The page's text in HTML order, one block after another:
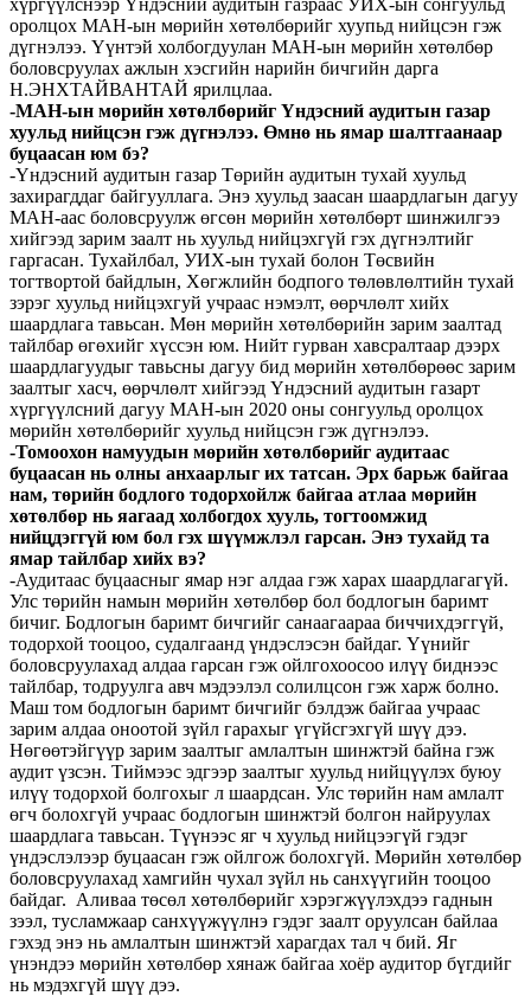
оролцох МАН-ын мөрийн хөтөлбөрийг хуупьд нийцсэн гэж
дүгнэлээ. Үүнтэй холбогдуулан МАН-ын мөрийн хөтөлбөр
боловсруулах ажлын хэсгийн нарийн бичгийн дарга
Н.ЭНХТАЙВАНТАЙ ярилцлаа.
-МАН-ын мөрийн хөтөлбөрийг Үндэсний аудитын газар
хуульд нийцсэн гэж дүгнэлээ. Өмнө нь ямар шалтгаанаар
буцаасан юм бэ?
-Үндэсний аудитын газар Төрийн аудитын тухай хуульд
захирагддаг байгууллага. Энэ хуульд заасан шаардлагын дагуу
МАН-аас боловсруулж өгсөн мөрийн хөтөлбөрт шинжилгээ
хийгээд зарим заалт нь хуульд нийцэхгүй гэх дүгнэлтийг
гаргасан. Тухайлбал, УИХ-ын тухай болон Төсвийн
тогтвортой байдлын, Хөгжлийн бодпого төлөвлөлтийн тухай
зэрэг хуульд нийцэхгуй учраас нэмэлт, өөрчлөлт хийх
шаардлага тавьсан. Мөн мөрийн хөтөлбөрийн зарим заалтад
тайлбар өгөхийг хүссэн юм. Нийт гурван хавсралтаар дээрх
шаардлагуудыг тавьсны дагуу бид мөрийн хөтөлбөрөөс зарим
заалтыг хасч, өөрчлөлт хийгээд Үндэсний аудитын газарт
хүргүүлсний дагуу МАН-ын 2020 оны сонгуульд оролцох
мөрийн хөтөлбөрийг хуульд нийцсэн гэж дүгнэлээ.
-Томоохон намуудын мөрийн хөтөлбөрийг аудитаас
буцаасан нь олны анхаарлыг их татсан. Эрх барьж байгаа
нам, төрийн бодлого тодорхойлж байгаа атлаа мөрийн
хөтөлбөр нь яагаад холбогдох хууль, тогтоомжид
нийцдэггүй юм бол гэх шүүмжлэл гарсан. Энэ тухайд та
ямар тайлбар хийх вэ?
-Аудитаас буцаасныг ямар нэг алдаа гэж харах шаардлагагүй.
Улс төрийн намын мөрийн хөтөлбөр бол бодлогын баримт
бичиг. Бодлогын баримт бичгийг санаагаараа биччихдэггүй,
тодорхой тооцоо, судалгаанд үндэслэсэн байдаг. Үүнийг
боловсруулахад алдаа гарсан гэж ойлгохоосоо илүү биднээс
тайлбар, тодруулга авч мэдээлэл солилцсон гэж харж болно.
Маш том бодлогын баримт бичгийг бэлдэж байгаа учраас
зарим алдаа оноотой зүйл гарахыг үгүйсгэхгүй шүү дээ.
Нөгөөтэйгүүр зарим заалтыг амлалтын шинжтэй байна гэж
аудит үзсэн. Тиймээс эдгээр заалтыг хуульд нийцүүлэх буюу
илүү тодорхой болгохыг л шаардсан. Улс төрийн нам амлалт
өгч болохгүй учраас бодлогын шинжтэй болгон найруулах
шаардлага тавьсан. Түүнээс яг ч хуульд нийцээгүй гэдэг
үндэслэлээр буцаасан гэж ойлгож болохгүй. Мөрийн хөтөлбөр
боловсруулахад хамгийн чухал зүйл нь санхүүгийн тооцоо
байдаг. Аливаа төсөл хөтөлбөрийг хэрэгжүүлэхдээ гаднын
зээл, тусламжаар санхүүжүүлнэ гэдэг заалт оруулсан байлаа
гэхэд энэ нь амлалтын шинжтэй харагдах тал ч бий. Яг
үнэндээ мөрийн хөтөлбөр хянаж байгаа хоёр аудитор бүгдийг
нь мэдэхгүй шүү дээ.